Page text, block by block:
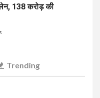
138 करोड़ की
Trending